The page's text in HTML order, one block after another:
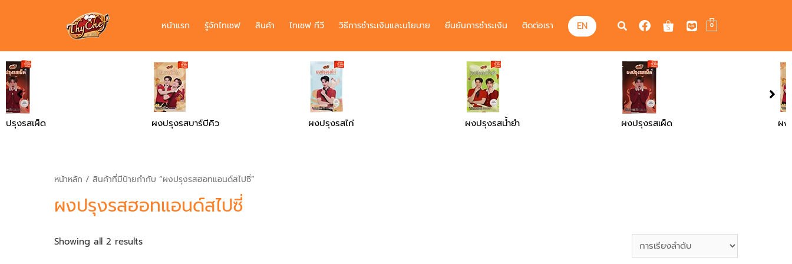
หน้าแรก รู้จักไทเชฟ สินค้า ไทเชฟ ทีวี วิธีการชำระเงินและนโยบาย ยืนยันการชำระเงิน ติดต่อเรา EN 0
ผงปรุงรสบาร์บีคิว ผงปรุงรสไก่ ผงปรุงรสน้ำยำ ผงปรุงรสเผ็ด ผงปรุงรสบาร์บีคิว
หน้าหลัก / สินค้าที่มีป้ายกำกับ “ผงปรุงรสฮอทแอนด์สไปซี่”
ผงปรุงรสฮอทแอนด์สไปซี่
Showing all 2 results